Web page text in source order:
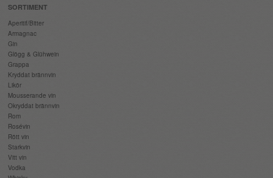
SORTIMENT
Aperitif/Bitter
Armagnac
Gin
Glögg & Glühwein
Grappa
Kryddat brännvin
Likör
Mousserande vin
Okryddat brännvin
Rom
Rosévin
Rött vin
Starkvin
Vitt vin
Vodka